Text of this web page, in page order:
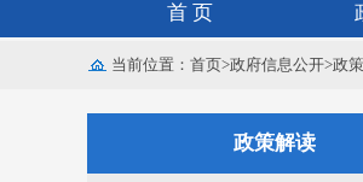
首 页
当前位置： 首页>政府信息公开>政
政策解读